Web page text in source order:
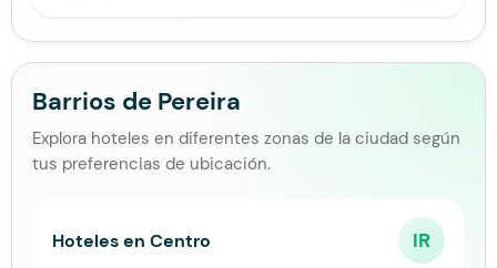
Barrios de Pereira
Explora hoteles en diferentes zonas de la ciudad según
tus preferencias de ubicación.
Hoteles en Centro IR